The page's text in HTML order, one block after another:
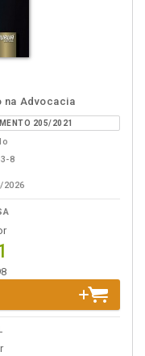
na Advocacia
205/2021
8
2026